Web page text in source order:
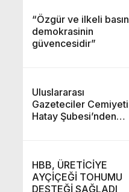
“Özgür ve ilkeli basın
demokrasinin
güvencesidir”
Uluslararası
Gazeteciler Cemiyeti
Hatay Şubesi’nden
HBB, ÜRETİCİYE
AYÇİÇEĞİ TOHUMU
DESTEĞİ SAĞLADI